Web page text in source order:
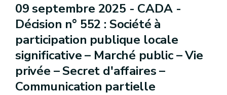
09 septembre 2025 - CADA -
Décision n° 552 : Société à
participation publique locale
significative – Marché public – Vie
privée – Secret d'affaires –
Communication partielle